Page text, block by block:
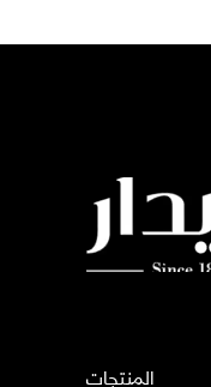
المنتجات